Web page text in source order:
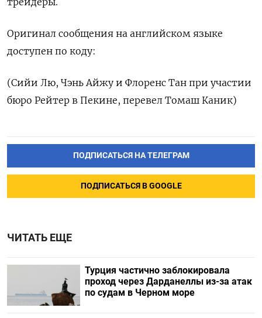
Оригинал сообщения на английском языке
доступен по коду:
(Сийи Лю, Чэнь Айжу и Флоренс Тан при участии
бюро Рейтер в Пекине, перевел Томаш Каник)
ПОДПИСАТЬСЯ НА ТЕЛЕГРАМ
ПОДПИСАТЬСЯ В GOOGLE
ЧИТАТЬ ЕЩЕ
Турция частично заблокировала
проход через Дарданеллы из-за атак
по судам в Черном море